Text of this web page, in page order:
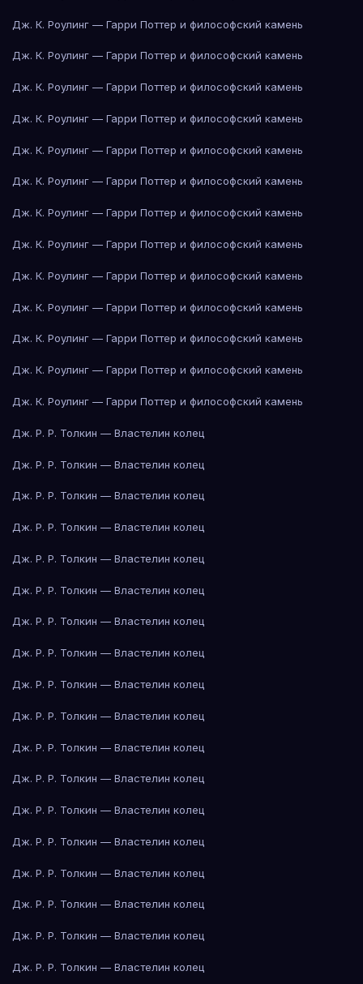
Дж. К. Роулинг — Гарри Поттер и философский камень
Дж. К. Роулинг — Гарри Поттер и философский камень
Дж. К. Роулинг — Гарри Поттер и философский камень
Дж. К. Роулинг — Гарри Поттер и философский камень
Дж. К. Роулинг — Гарри Поттер и философский камень
Дж. К. Роулинг — Гарри Поттер и философский камень
Дж. К. Роулинг — Гарри Поттер и философский камень
Дж. К. Роулинг — Гарри Поттер и философский камень
Дж. К. Роулинг — Гарри Поттер и философский камень
Дж. К. Роулинг — Гарри Поттер и философский камень
Дж. К. Роулинг — Гарри Поттер и философский камень
Дж. К. Роулинг — Гарри Поттер и философский камень
Дж. К. Роулинг — Гарри Поттер и философский камень
Дж. Р. Р. Толкин — Властелин колец
Дж. Р. Р. Толкин — Властелин колец
Дж. Р. Р. Толкин — Властелин колец
Дж. Р. Р. Толкин — Властелин колец
Дж. Р. Р. Толкин — Властелин колец
Дж. Р. Р. Толкин — Властелин колец
Дж. Р. Р. Толкин — Властелин колец
Дж. Р. Р. Толкин — Властелин колец
Дж. Р. Р. Толкин — Властелин колец
Дж. Р. Р. Толкин — Властелин колец
Дж. Р. Р. Толкин — Властелин колец
Дж. Р. Р. Толкин — Властелин колец
Дж. Р. Р. Толкин — Властелин колец
Дж. Р. Р. Толкин — Властелин колец
Дж. Р. Р. Толкин — Властелин колец
Дж. Р. Р. Толкин — Властелин колец
Дж. Р. Р. Толкин — Властелин колец
Дж. Р. Р. Толкин — Властелин колец